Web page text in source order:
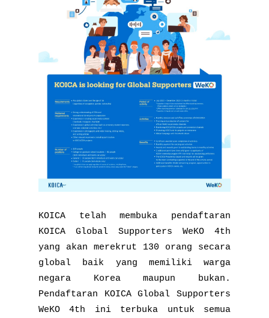
KOICA telah membuka pendaftaran
KOICA Global Supporters WeKO 4th
yang akan merekrut 130 orang secara
global baik yang memiliki warga
negara Korea maupun bukan.
Pendaftaran KOICA Global Supporters
WeKO 4th ini terbuka untuk semua